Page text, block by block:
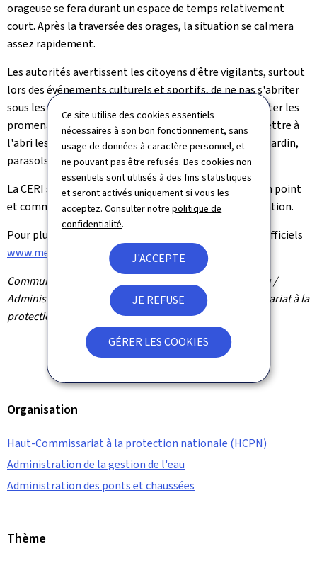
Ce site utilise des cookies essentiels
nécessaires à son bon fonctionnement, sans
usage de données à caractère personnel, et
ne pouvant pas être refusés. Des cookies non
essentiels sont utilisés à des fins statistiques
et seront activés uniquement si vous les
acceptez. Consulter notrepolitique de
confidentialité.
J'ACCEPTE
JE REFUSE
GÉRER LES COOKIES
orageuse se fera durant un espace de temps relativement
court. Après la traversée des orages, la situation se calmera
assez rapidement.
Les autorités avertissent les citoyens d'être vigilants, surtout
lors des événements culturels et sportifs, de ne pas s'abriter
sous les arbres, surtout pas sous un arbre isolé et d'éviter les
promenades en forêt. Il est également conseillé de mettre à
l'abri les objets sensibles au vent (stands, mobilier de jardin,
parasols etc.).
La CERI se réunira vers 14 heures pour faire un prochain point
et communiquera en fonction de l'évolution de la situation.
Pour plus d'informations, veuillez consulter les sites officiels
www.meteolux.lu
www.infocrise.lu.
Communiqué par l'Administration de la gestion de l'eau /
Administration des ponts et chaussées / Haut-Commissariat à la
protection nationale / MétéoLux / Ville de Luxembourg
Organisation
Haut-Commissariat à la protection nationale (HCPN)
Administration de la gestion de l'eau
Administration des ponts et chaussées
Thème